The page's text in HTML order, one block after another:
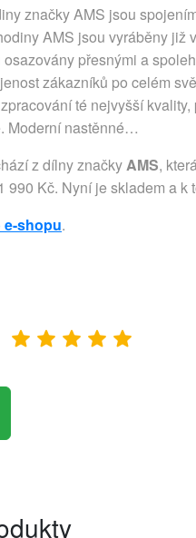
značky AMS jsou
AMS jsou vyráběny již
přesnými a
zákazníků po celém
té nejvyšší
Moderní nastěnné…
z dílny značkyAMS,
Kč. Nyní je skladem a k
shopu.